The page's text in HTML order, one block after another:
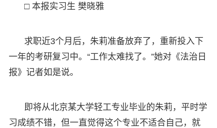
□ 本报实习生 樊晓雅
求职近3个月后，朱莉准备放弃了，重新投入下
一年的考研复习中。“工作太难找了。”她对《法治日
报》记者如是说。
即将从北京某大学轻工专业毕业的朱莉，平时学
习成绩不错，但一直觉得这个专业不适合自己，就